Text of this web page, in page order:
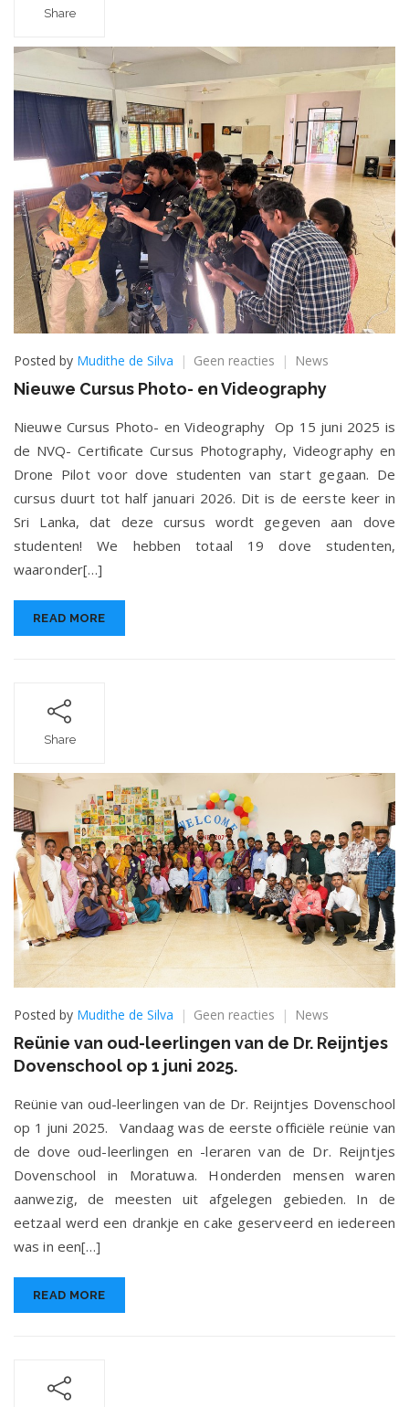
Share
Posted by Mudithe de Silva Geen reacties op
Cursus
en
Videography
News
Nieuwe Cursus Photo- en Videography
Nieuwe Cursus Photo- en Videography Op 15 juni 2025 is
de NVQ- Certificate Cursus Photography, Videography en
Drone Pilot voor dove studenten van start gegaan. De
cursus duurt tot half januari 2026. Dit is de eerste keer in
Sri Lanka, dat deze cursus wordt gegeven aan dove
studenten! We hebben totaal 19 dove studenten,
waaronder[…]
READ MORE
Share
Posted by Mudithe de Silva Geen reacties op
Reünie
van
van
de
Reijntjes
Dovenschool
op
juni
News
Reünie van oud-leerlingen van de Dr. Reijntjes
Dovenschool op 1 juni 2025.
Reünie van oud-leerlingen van de Dr. Reijntjes Dovenschool
op 1 juni 2025. Vandaag was de eerste officiële reünie van
de dove oud-leerlingen en -leraren van de Dr. Reijntjes
Dovenschool in Moratuwa. Honderden mensen waren
aanwezig, de meesten uit afgelegen gebieden. In de
eetzaal werd een drankje en cake geserveerd en iedereen
was in een[…]
READ MORE